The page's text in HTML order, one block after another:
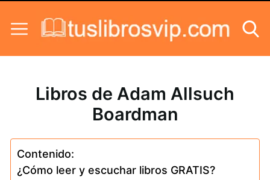
Libros de Adam Allsuch
Boardman
Contenido:
¿Cómo leer y escuchar libros GRATIS?